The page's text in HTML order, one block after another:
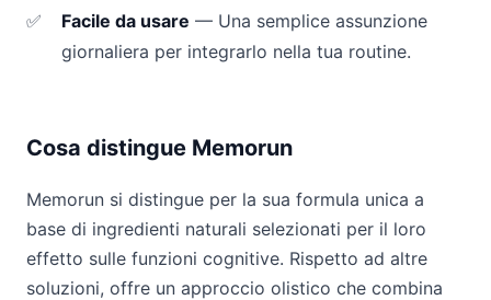
Facile da usare — Una semplice assunzione
giornaliera per integrarlo nella tua routine.
Cosa distingue Memorun
Memorun si distingue per la sua formula unica a
base di ingredienti naturali selezionati per il loro
effetto sulle funzioni cognitive. Rispetto ad altre
soluzioni, offre un approccio olistico che combina